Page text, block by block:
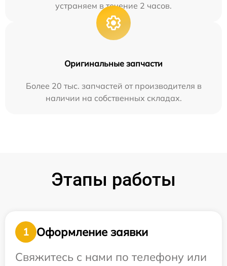
устраняем в течение 2 часов.
Оригинальные запчасти
Более 20 тыс. запчастей от производителя в
наличии на собственных складах.
Этапы работы
1
Оформление заявки
Свяжитесь с нами по телефону или